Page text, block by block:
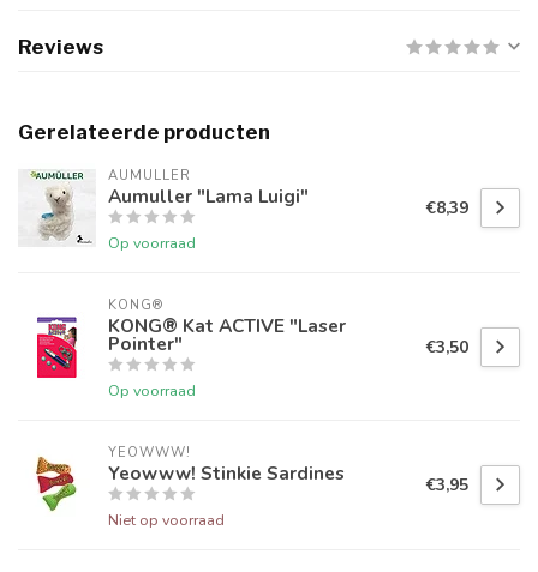
Reviews
Gerelateerde producten
AUMULLER
Aumuller "Lama Luigi"
Op voorraad
€8,39
KONG®
KONG® Kat ACTIVE "Laser
Pointer"
Op voorraad
€3,50
YEOWWW!
Yeowww! Stinkie Sardines
Niet op voorraad
€3,95